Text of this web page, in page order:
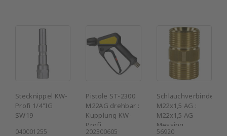
Stecknippel KW-
Profi 1/4"IG
SW19
040001255
Pistole ST-2300
M22AG drehbar :
Kupplung KW-
Profi
202300605
Schlauchverbinder
M22x1,5 AG :
M22x1,5 AG
Messing
56920